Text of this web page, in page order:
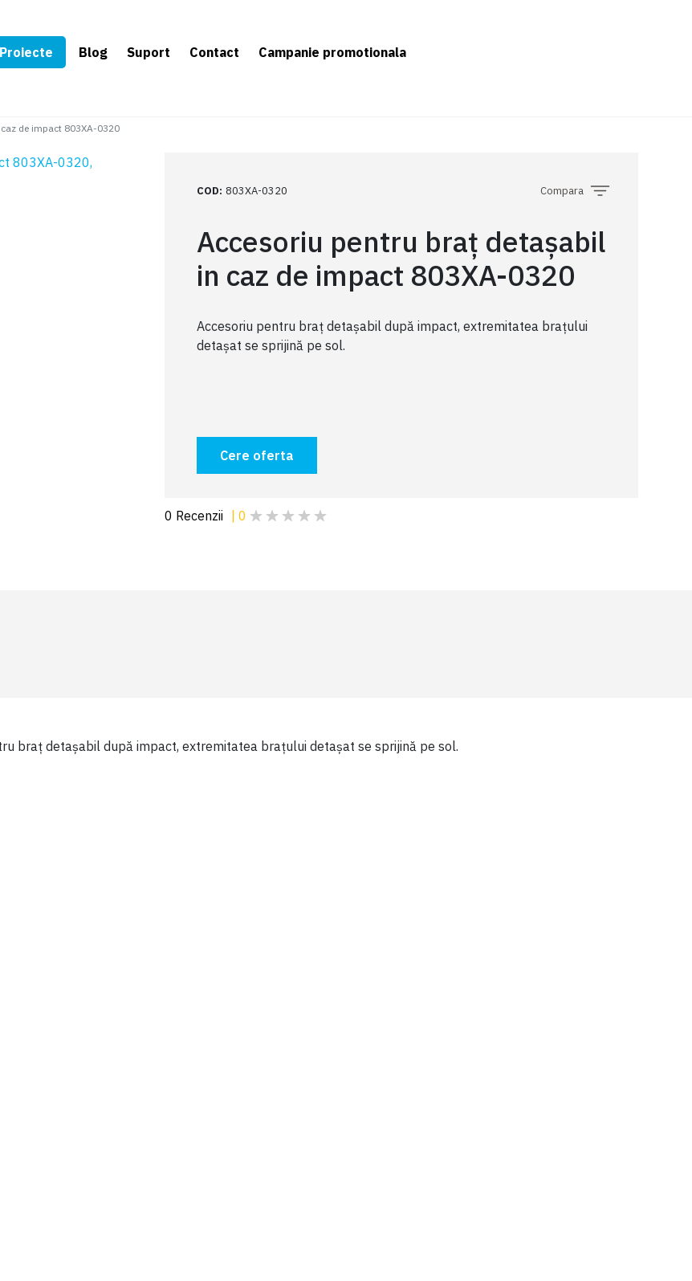
Proiecte Blog Suport Contact
Campanie promotionala
de impact 803XA-0320
COD: 803XA-0320 Compara
Accesoriu pentru braț detașabil
in caz de impact 803XA-0320
Accesoriu pentru braț detașabil după impact, extremitatea brațului
detașat se sprijină pe sol.
Cere oferta
0 Recenzii 0
braț detașabil după impact, extremitatea brațului detașat se sprijină pe sol.